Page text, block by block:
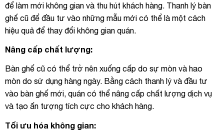
để làm mới không gian và thu hút khách hàng. Thanh lý bàn
ghế cũ để đầu tư vào những mẫu mới có thể là một cách
hiệu quả để thay đổi không gian quán.
Nâng cấp chất lượng:
Bàn ghế cũ có thể trở nên xuống cấp do sự mòn và hao
mòn do sử dụng hàng ngày. Bằng cách thanh lý và đầu tư
vào bàn ghế mới, quán có thể nâng cấp chất lượng dịch vụ
và tạo ấn tượng tích cực cho khách hàng.
Tối ưu hóa không gian: